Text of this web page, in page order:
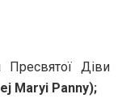
Пресвятої Діви
Maryi Panny);